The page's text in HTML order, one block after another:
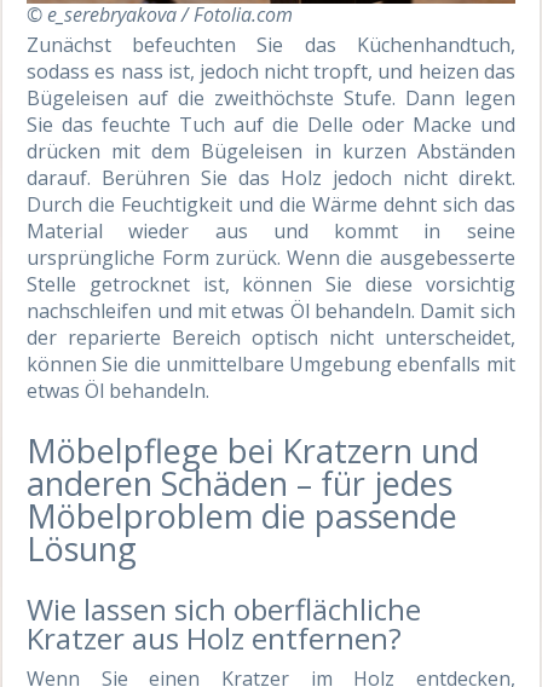
© e_serebryakova / Fotolia.com
Zunächst befeuchten Sie das Küchenhandtuch,
sodass es nass ist, jedoch nicht tropft, und heizen das
Bügeleisen auf die zweithöchste Stufe. Dann legen
Sie das feuchte Tuch auf die Delle oder Macke und
drücken mit dem Bügeleisen in kurzen Abständen
darauf. Berühren Sie das Holz jedoch nicht direkt.
Durch die Feuchtigkeit und die Wärme dehnt sich das
Material wieder aus und kommt in seine
ursprüngliche Form zurück. Wenn die ausgebesserte
Stelle getrocknet ist, können Sie diese vorsichtig
nachschleifen und mit etwas Öl behandeln. Damit sich
der reparierte Bereich optisch nicht unterscheidet,
können Sie die unmittelbare Umgebung ebenfalls mit
etwas Öl behandeln.
Möbelpflege bei Kratzern und
anderen Schäden – für jedes
Möbelproblem die passende
Lösung
Wie lassen sich oberflächliche
Kratzer aus Holz entfernen?
Wenn Sie einen Kratzer im Holz entdecken,